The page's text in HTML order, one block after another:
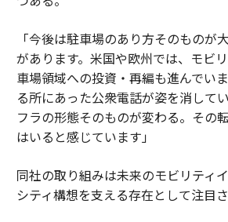
「今後は駐車場のあり方そのものが
があります。米国や欧州では、モビ
車場領域への投資・再編も進んでい
る所にあった公衆電話が姿を消して
フラの形態そのものが変わる。その
はいると感じています」
同社の取り組みは未来のモビリティ
シティ構想を支える存在として注目さ